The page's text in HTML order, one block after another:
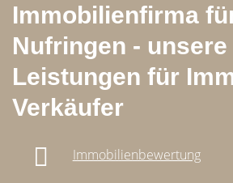
Immobilienfirma
Nufringen - unsere
Leistungen für
Verkäufer
Immobilienbewertung